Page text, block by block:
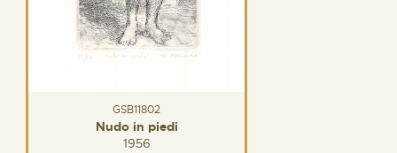
GSB11802
Nudo in piedi
1956